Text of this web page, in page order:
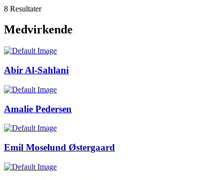
8 Resultater
Medvirkende
Abir Al-Sahlani
Amalie Pedersen
Emil Moselund Østergaard